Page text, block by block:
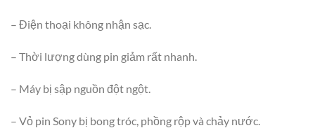
– Điện thoại không nhận sạc.
– Thời lượng dùng pin giảm rất nhanh.
– Máy bị sập nguồn đột ngột.
– Vỏ pin Sony bị bong tróc, phồng rộp và chảy nước.